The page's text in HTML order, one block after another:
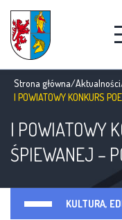
Strona główna/Aktualności
I POWIATOWY KONKURS
I POWIATOWY
ŚPIEWANEJ –
KULTURA,